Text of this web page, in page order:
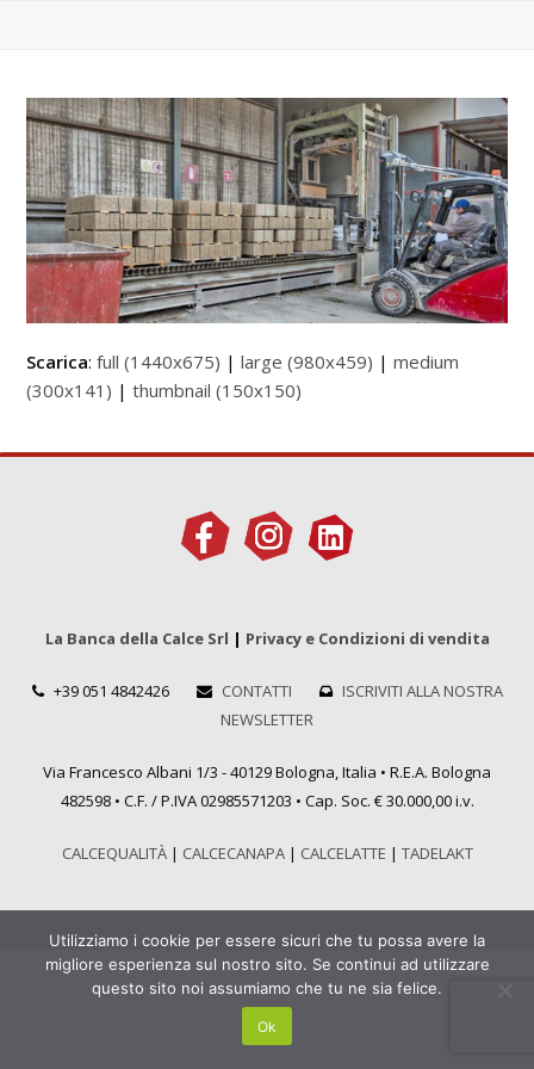
Scarica:full (1440x675) |large (980x459) |medium
(300x141) |thumbnail (150x150)
La Banca della Calce Srl | Privacy e Condizioni di vendita
+39 051 4842426 CONTATTI
ISCRIVITI ALLA NOSTRA
NEWSLETTER
Via Francesco Albani 1/3 - 40129 Bologna, Italia • R.E.A. Bologna
482598 • C.F. / P.IVA 02985571203 • Cap. Soc. € 30.000,00 i.v.
CALCEQUALITÀ| CALCECANAPA| CALCELATTE | TADELAKT
Utilizziamo i cookie per essere sicuri che tu possa avere la
migliore esperienza sul nostro sito. Se continui ad utilizzare
questo sito noi assumiamo che tu ne sia felice.
Ok